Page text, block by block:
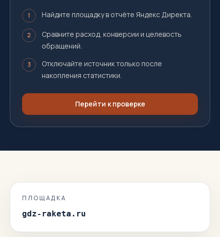
1 Найдите площадку в отчёте Яндекс Директа.
2
Сравните расход, конверсии и целевость
обращений.
3
Отключайте источник только после
накопления статистики.
Перейти к проверке
ПЛОЩАДКА
gdz-raketa.ru